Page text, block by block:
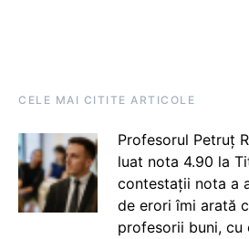
CELE MAI CITITE ARTICOLE
Profesorul Petruț
luat nota 4.90 la
contestații nota a
de erori îmi arată
profesorii buni, cu